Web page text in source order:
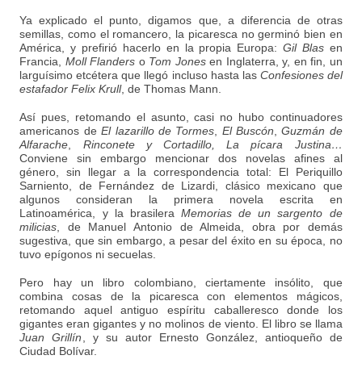
Ya explicado el punto, digamos que, a diferencia de otras
semillas, como el romancero, la picaresca no germinó bien en
América, y prefirió hacerlo en la propia Europa: Gil Blasen
Francia, Moll Flanders o Tom Jonesen Inglaterra, y, en fin, un
larguísimo etcétera que llegó incluso hasta las Confesiones del
estafador Felix Krull, de Thomas Mann.
Así pues, retomando el asunto, casi no hubo continuadores
americanos deEl lazarillo de Tormes El Buscón ,Guzmán de
Alfarache
Rinconete y Cortadillo, La pícara Justina…
Conviene sin embargo mencionar dos novelas afines al
género, sin llegar a la correspondencia total: El Periquillo
Sarniento, de Fernández de Lizardi, clásico mexicano que
algunos consideran la primera novela escrita en
Latinoamérica, y la brasilera Memorias de un sargento de
milicias , de Manuel Antonio de Almeida, obra por demás
sugestiva, que sin embargo, a pesar del éxito en su época, no
tuvo epígonos ni secuelas.
Pero hay un libro colombiano, ciertamente insólito, que
combina cosas de la picaresca con elementos mágicos,
retomando aquel antiguo espíritu caballeresco donde los
gigantes eran gigantes y no molinos de viento. El libro se llama
Juan Grillín , y su autor Ernesto González, antioqueño de
Ciudad Bolívar.